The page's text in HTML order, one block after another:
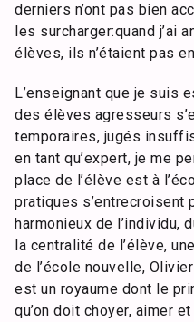
derniers n’ont pas bien
les surcharger:quand j’ai
élèves, ils n’étaient pas
L’enseignant que je suis
des élèves agresseurs
temporaires, jugés
en tant qu’expert, je me
place de l’élève est à
pratiques s’entrecroisent
harmonieux de l’individu,
la centralité de l’élève,
de l’école nouvelle,
est un royaume dont le
qu’on doit choyer, aimer